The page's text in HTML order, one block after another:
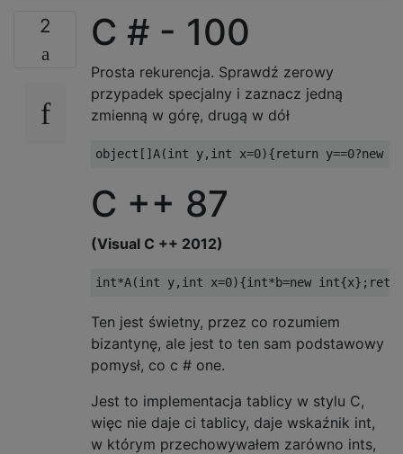
2 C # - 100
Prosta rekurencja. Sprawdź zerowy
przypadek specjalny i zaznacz jedną
zmienną w górę, drugą w dół
object [] A(int y, int x=0){return y==0?new
C ++ 87
(Visual C ++ 2012)
int*A(int y, int x=0){int*b=new int{x};
Ten jest świetny, przez co rozumiem
bizantynę, ale jest to ten sam podstawowy
pomysł, co c # one.
Jest to implementacja tablicy w stylu C,
więc nie daje ci tablicy, daje wskaźnik int,
w którym przechowywałem zarówno ints,